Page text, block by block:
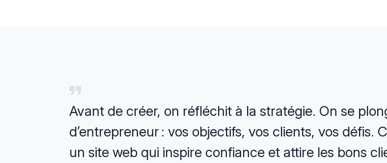
Avant de créer, on réfléchit à la stratégie. On se
d’entrepreneur : vos objectifs, vos clients, vos défis.
un site web qui inspire confiance et attire les bons